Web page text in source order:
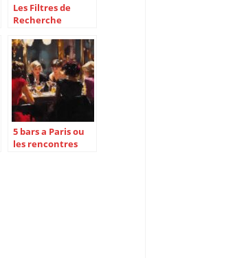
Les Filtres de
Recherche
un Site de
Rencontre Geek,
Gamer et Nerd
5 bars a Paris ou
les rencontres